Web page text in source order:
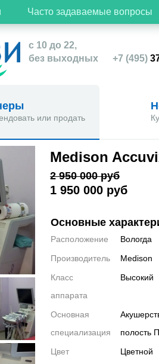
Часто задаваемые вопросы
с 10 до 22,
без выходных
+7 (495)
или продать
Medison
2 950 000 руб
1 950 000 руб
Основные
Расположение
Вологда
Производитель
Medison
Класс
аппарата
Высокий
Основная
специализация
полость
Цвет
Цветной